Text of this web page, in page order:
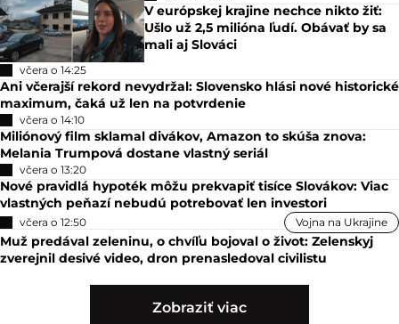
V európskej krajine nechce nikto žiť:
Ušlo už 2,5 milióna ľudí. Obávať by sa
mali aj Slováci
včera o 14:25
Ani včerajší rekord nevydržal: Slovensko hlási nové historické
maximum, čaká už len na potvrdenie
včera o 14:10
Miliónový film sklamal divákov, Amazon to skúša znova:
Melania Trumpová dostane vlastný seriál
včera o 13:20
Nové pravidlá hypoték môžu prekvapiť tisíce Slovákov: Viac
vlastných peňazí nebudú potrebovať len investori
včera o 12:50 Vojna na Ukrajine
Muž predával zeleninu, o chvíľu bojoval o život: Zelenskyj
zverejnil desivé video, dron prenasledoval civilistu
Zobraziť viac